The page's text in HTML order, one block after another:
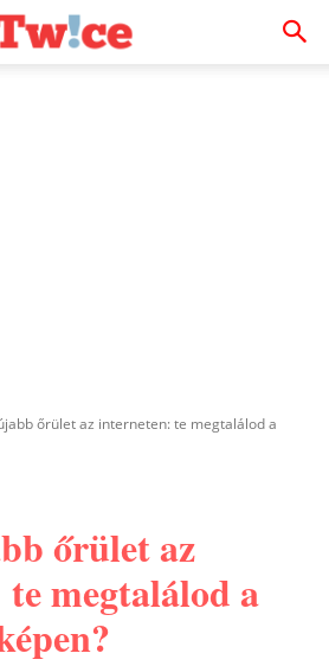
őrület az interneten: te megtalálod a
őrület az
megtalálod a